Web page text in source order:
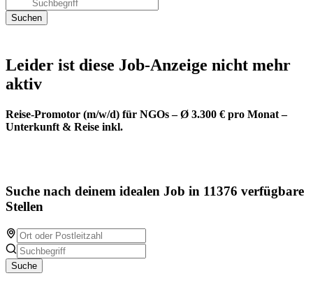
Leider ist diese Job-Anzeige nicht mehr
aktiv
Reise-Promotor (m/w/d) für NGOs – Ø 3.300 € pro Monat –
Unterkunft & Reise inkl.
Suche nach deinem idealen Job in 11376 verfügbare
Stellen
Suche